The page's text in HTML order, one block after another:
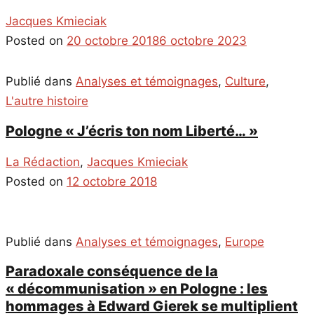
Jacques Kmieciak
Posted on 20 octobre 20186 octobre 2023
Publié dans Analyses et témoignages, Culture,
L'autre histoire
Pologne « J’écris ton nom Liberté… »
La Rédaction, Jacques Kmieciak
Posted on 12 octobre 2018
Publié dans Analyses et témoignages, Europe
Paradoxale conséquence de la
« décommunisation » en Pologne : les
hommages à Edward Gierek se multiplient